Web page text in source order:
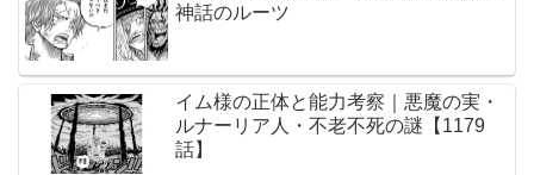
神話のルーツ
イム様の正体と能力考察｜悪魔の実・
ルナーリア人・不老不死の謎【1179
話】